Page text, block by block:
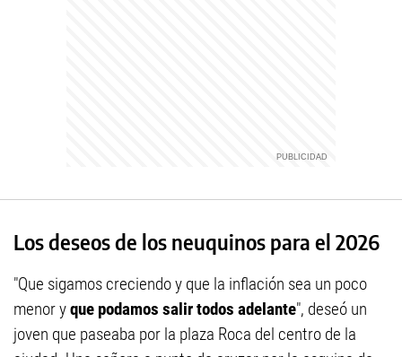
Los deseos de los neuquinos para el 2026
"Que sigamos creciendo y que la inflación sea un poco
menor yque podamos salir todos adelante", deseó un
joven que paseaba por la plaza Roca del centro de la